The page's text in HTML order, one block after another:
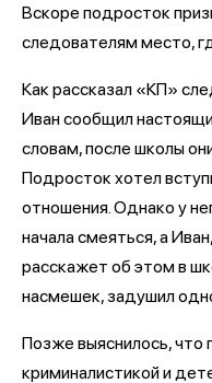
Вскоре подросток
следователям место,
Как рассказал «КП»
Иван сообщил
словам, после школы
Подросток хотел
отношения. Однако у
начала смеяться, а
расскажет об этом в
насмешек, задушил
Позже выяснилось, что
криминалистикой и